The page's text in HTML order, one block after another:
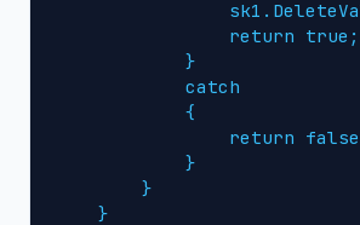
                return true;
            }
            catch
            {
return
            }
        }
    }